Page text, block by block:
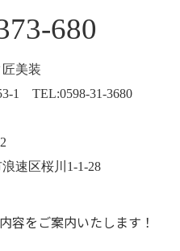
680
美装
1 TEL:0598-31-3680
速区桜川1-1-28
容をご案内いたします！